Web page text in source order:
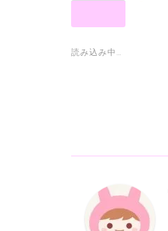
読み込み中…